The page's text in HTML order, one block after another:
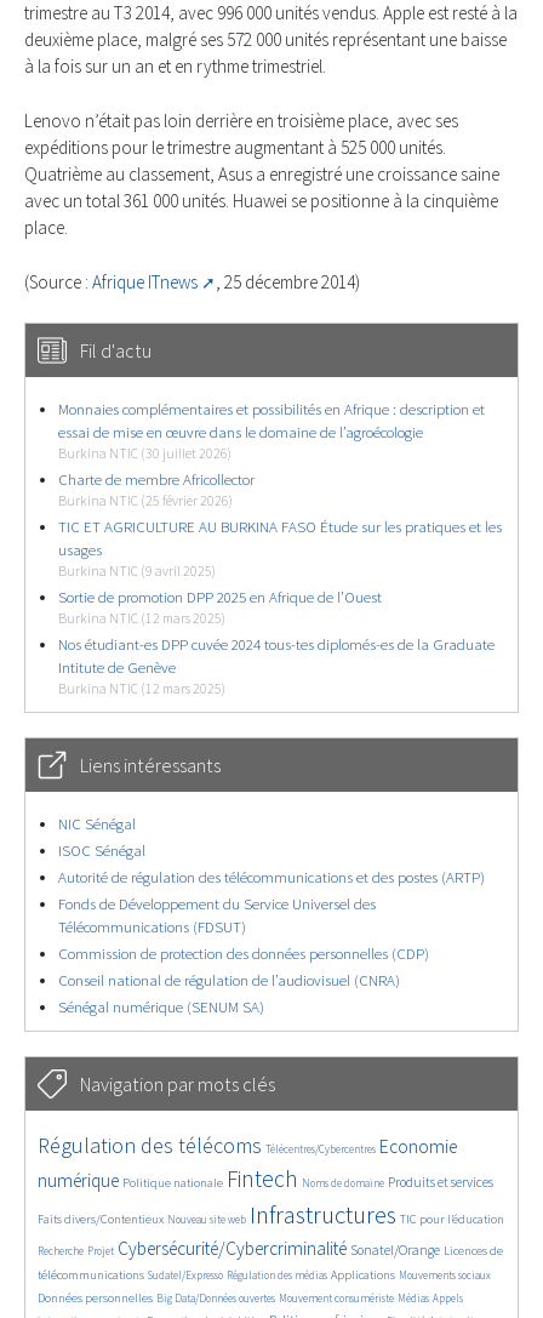
trimestre au T3 2014, avec 996 000 unités vendus. Apple est resté à la
deuxième place, malgré ses 572 000 unités représentant une baisse
à la fois sur un an et en rythme trimestriel.
Lenovo n’était pas loin derrière en troisième place, avec ses
expéditions pour le trimestre augmentant à 525 000 unités.
Quatrième au classement, Asus a enregistré une croissance saine
avec un total 361 000 unités. Huawei se positionne à la cinquième
place.
(Source : Afrique ITnews , 25 décembre 2014)
Fil d'actu
Monnaies complémentaires et possibilités en Afrique : description et
essai de mise en œuvre dans le domaine de l’agroécologie
Burkina NTIC (30 juillet 2026)
Charte de membre Africollector
Burkina NTIC (25 février 2026)
TIC ET AGRICULTURE AU BURKINA FASO Étude sur les pratiques et les
usages
Burkina NTIC (9 avril 2025)
Sortie de promotion DPP 2025 en Afrique de l’Ouest
Burkina NTIC (12 mars 2025)
Nos étudiant-es DPP cuvée 2024 tous-tes diplomés-es de la Graduate
Intitute de Genève
Burkina NTIC (12 mars 2025)
Liens intéressants
NIC Sénégal
ISOC Sénégal
Autorité de régulation des télécommunications et des postes (ARTP)
Fonds de Développement du Service Universel des
Télécommunications (FDSUT)
Commission de protection des données personnelles (CDP)
Conseil national de régulation de l’audiovisuel (CNRA)
Sénégal numérique (SENUM SA)
Navigation par mots clés
4639/5603
Régulation des télécoms
360/5603 Télécentres/Cybercentres
3719/5603
Economie
numérique
1854/5603 Politique nationale
5156/5603 Fintech
680/5603 Noms de domaine
2388/5603 Produits et services
1602/5603
Faits divers/Contentieux Nouveau site web Infrastructures TIC pour l’éducation
Recherche
246/5603Projet
3579/5603 Cybersécurité/Cybercriminalité
2317/5603 Sonatel/Orange
1628/5603
Licences de
télécommunications
289/5603 Sudatel/Expresso
1025/5603 Régulation des médias
1509/5603 Applications
1179/5603 Mouvements sociaux
1653/5603
Données personnelles
141/5603 Big Data/Données ouvertes
632/5603 Mouvement consumériste
375/5603 Médias
667/5603
Appels